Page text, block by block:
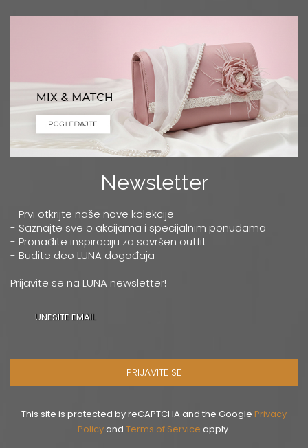
Newsletter
- Prvi otkrijte naše nove kolekcije
- Saznajte sve o akcijama i specijalnim ponudama
- Pronađite inspiraciju za savršen outfit
- Budite deo LUNA događaja
Prijavite se na LUNA newsletter!
PRIJAVITE SE
This site is protected by reCAPTCHA and the Google Privacy
Policyand Terms of Service apply.